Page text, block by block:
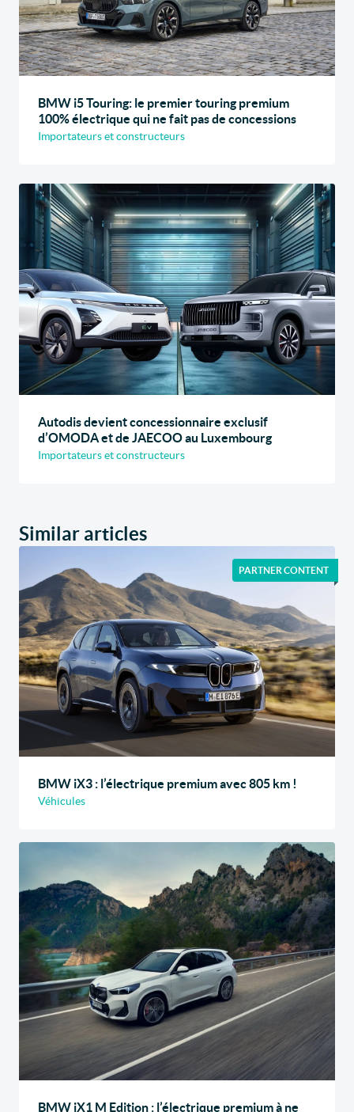
BMW i5 Touring: le premier touring premium
100% électrique qui ne fait pas de concessions
Importateurs et constructeurs
Autodis devient concessionnaire exclusif
d’OMODA et de JAECOO au Luxembourg
Importateurs et constructeurs
Similar articles
PARTNER CONTENT
BMW iX3 : l’électrique premium avec 805 km !
Véhicules
BMW iX1 M Edition : l’électrique premium à ne